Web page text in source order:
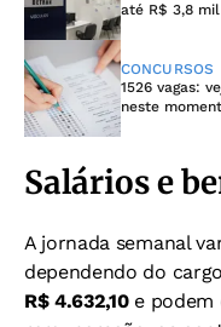
até R$ 3,8 mil
CONCURSOS
1526 vagas:
neste
Salários e
A jornada semanal
dependendo do
R$ 4.632,10e podem